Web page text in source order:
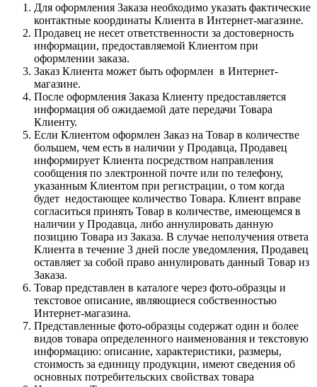
Для оформления Заказа необходимо указать фактические
контактные координаты Клиента в Интернет-магазине.
Продавец не несет ответственности за достоверность
информации, предоставляемой Клиентом при
оформлении заказа.
Заказ Клиента может быть оформлен в Интернет-
магазине.
После оформления Заказа Клиенту предоставляется
информация об ожидаемой дате передачи Товара
Клиенту.
Если Клиентом оформлен Заказ на Товар в количестве
большем, чем есть в наличии у Продавца, Продавец
информирует Клиента посредством направления
сообщения по электронной почте или по телефону,
указанным Клиентом при регистрации, о том когда
будет недостающее количество Товара. Клиент вправе
согласиться принять Товар в количестве, имеющемся в
наличии у Продавца, либо аннулировать данную
позицию Товара из Заказа. В случае неполучения ответа
Клиента в течение 3 дней после уведомления, Продавец
оставляет за собой право аннулировать данный Товар из
Заказа.
Товар представлен в каталоге через фото-образцы и
текстовое описание, являющиеся собственностью
Интернет-магазина.
Представленные фото-образцы содержат один и более
видов товара определенного наименования и текстовую
информацию: описание, характеристики, размеры,
стоимость за единицу продукции, имеют сведения об
основных потребительских свойствах товара